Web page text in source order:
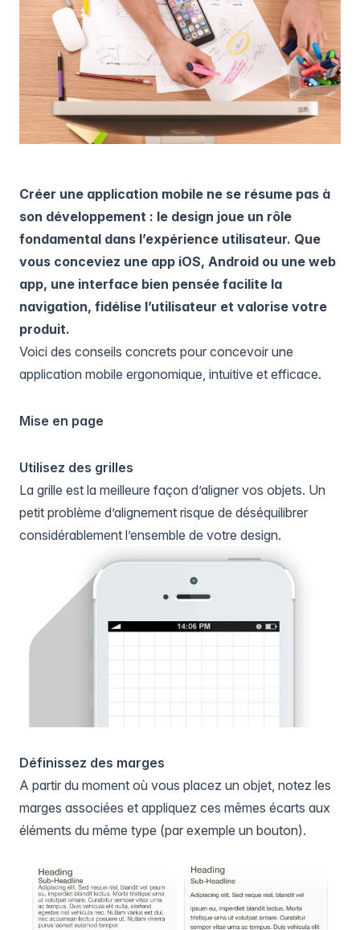
Créer une application mobile ne se résume pas à
son développement : le design joue un rôle
fondamental dans l’expérience utilisateur. Que
vous conceviez une app iOS, Android ou une web
app, une interface bien pensée facilite la
navigation, fidélise l’utilisateur et valorise votre
produit.
Voici des conseils concrets pour concevoir une
application mobile ergonomique, intuitive et efficace.
Mise en page
Utilisez des grilles
La grille est la meilleure façon d’aligner vos objets. Un
petit problème d’alignement risque de déséquilibrer
considérablement l’ensemble de votre design.
Définissez des marges
A partir du moment où vous placez un objet, notez les
marges associées et appliquez ces mêmes écarts aux
éléments du même type (par exemple un bouton).